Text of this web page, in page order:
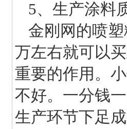
5、生产涂料
金刚网的喷
万左右就可以
重要的作用。
不好。一分钱
生产环节下足